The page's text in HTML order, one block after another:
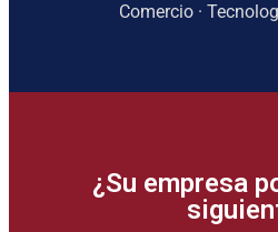
Comercio ·
¿Su empresa